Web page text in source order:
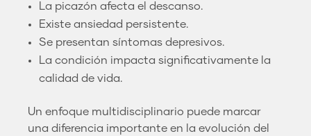
La picazón afecta el descanso.
Existe ansiedad persistente.
Se presentan síntomas depresivos.
La condición impacta significativamente la
calidad de vida.
Un enfoque multidisciplinario puede marcar
una diferencia importante en la evolución del